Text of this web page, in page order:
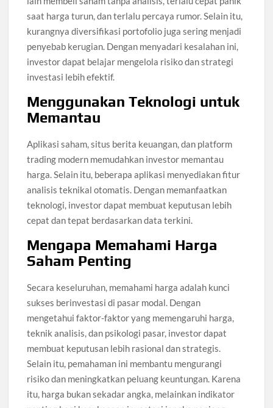
saat harga turun, dan terlalu percaya rumor. Selain itu,
kurangnya diversifikasi portofolio juga sering menjadi
penyebab kerugian. Dengan menyadari kesalahan ini,
investor dapat belajar mengelola risiko dan strategi
investasi lebih efektif.
Menggunakan Teknologi untuk
Memantau
Aplikasi saham, situs berita keuangan, dan platform
trading modern memudahkan investor memantau
harga. Selain itu, beberapa aplikasi menyediakan fitur
analisis teknikal otomatis. Dengan memanfaatkan
teknologi, investor dapat membuat keputusan lebih
cepat dan tepat berdasarkan data terkini.
Mengapa Memahami Harga
Saham Penting
Secara keseluruhan, memahami harga adalah kunci
sukses berinvestasi di pasar modal. Dengan
mengetahui faktor-faktor yang memengaruhi harga,
teknik analisis, dan psikologi pasar, investor dapat
membuat keputusan lebih rasional dan strategis.
Selain itu, pemahaman ini membantu mengurangi
risiko dan meningkatkan peluang keuntungan. Karena
itu, harga bukan sekadar angka, melainkan indikator